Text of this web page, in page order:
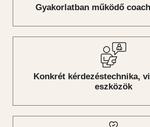
Gyakorlatban működő
Konkrét kérdezéstechnika,
eszközök